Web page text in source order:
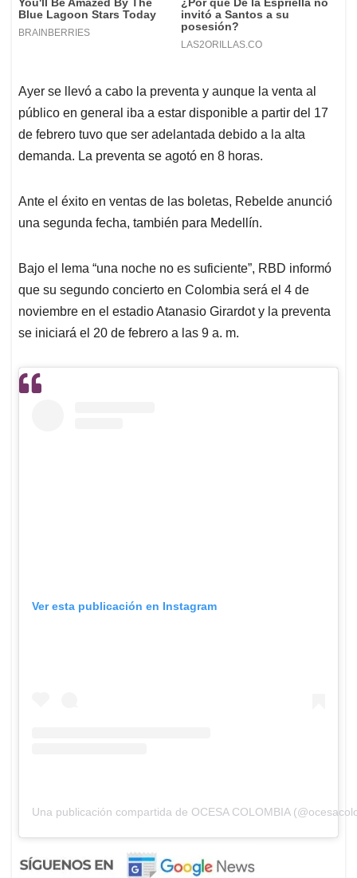
Ayer se llevó a cabo la preventa y aunque la venta al
público en general iba a estar disponible a partir del 17
de febrero tuvo que ser adelantada debido a la alta
demanda. La preventa se agotó en 8 horas.
Ante el éxito en ventas de las boletas, Rebelde anunció
una segunda fecha, también para Medellín.
Bajo el lema “una noche no es suficiente”, RBD informó
que su segundo concierto en Colombia será el 4 de
noviembre en el estadio Atanasio Girardot y la preventa
se iniciará el 20 de febrero a las 9 a. m.
Ver esta publicación en Instagram
Una publicación compartida de OCESA COLOMBIA